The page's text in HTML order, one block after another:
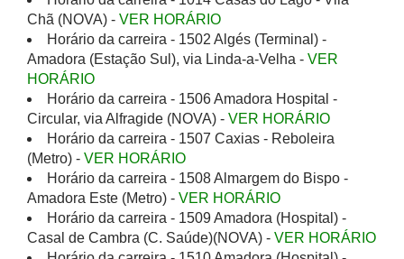
Chã (NOVA) - VER HORÁRIO
Horário da carreira - 1502 Algés (Terminal) -
Amadora (Estação Sul), via Linda-a-Velha - VER
HORÁRIO
Horário da carreira - 1506 Amadora Hospital -
Circular, via Alfragide (NOVA) - VER HORÁRIO
Horário da carreira - 1507 Caxias - Reboleira
(Metro) - VER HORÁRIO
Horário da carreira - 1508 Almargem do Bispo -
Amadora Este (Metro) - VER HORÁRIO
Horário da carreira - 1509 Amadora (Hospital) -
Casal de Cambra (C. Saúde)(NOVA) - VER HORÁRIO